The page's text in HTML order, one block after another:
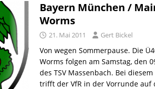
Bayern München /
Worms
21. Mai 2011 Gert Bickel
Von wegen Sommerpause. Die
Worms folgen am Samstag, den
des TSV Massenbach. Bei
trifft der VfR in der Vorrunde auf